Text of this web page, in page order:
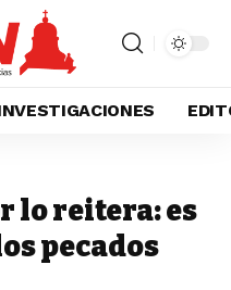
lo reitera: es
pecados